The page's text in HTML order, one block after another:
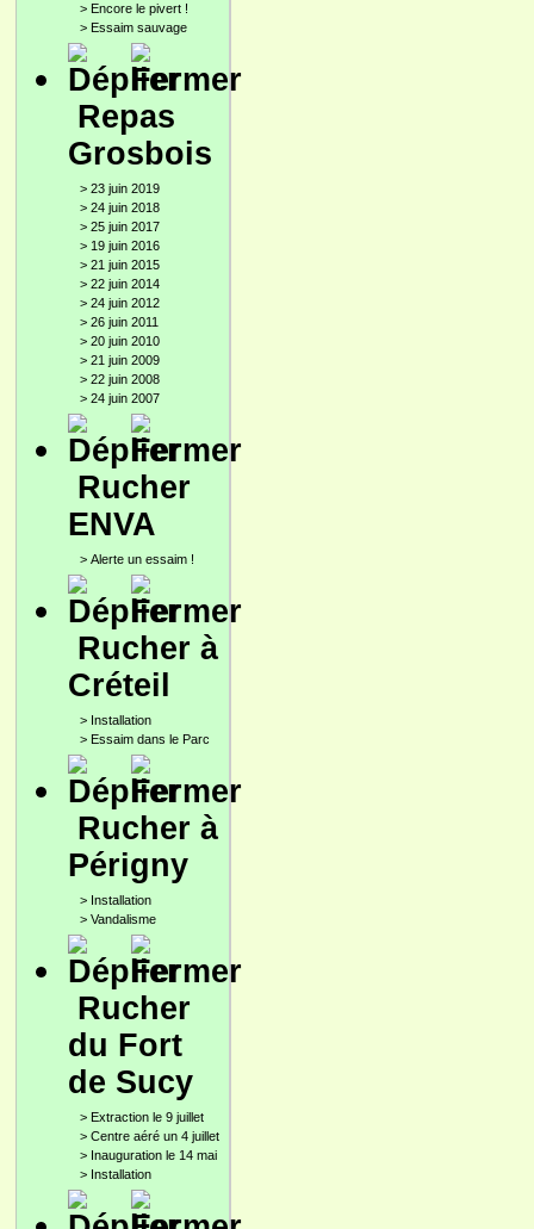
> Encore le pivert !
> Essaim sauvage
Repas
Grosbois
> 23 juin 2019
> 24 juin 2018
> 25 juin 2017
> 19 juin 2016
> 21 juin 2015
> 22 juin 2014
> 24 juin 2012
> 26 juin 2011
> 20 juin 2010
> 21 juin 2009
> 22 juin 2008
> 24 juin 2007
Rucher
ENVA
> Alerte un essaim !
Rucher à
Créteil
> Installation
> Essaim dans le Parc
Rucher à
Périgny
> Installation
> Vandalisme
Rucher
du Fort
de Sucy
> Extraction le 9 juillet
> Centre aéré un 4 juillet
> Inauguration le 14 mai
> Installation